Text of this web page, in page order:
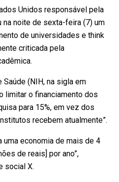
Unidos responsável pela
na noite de sexta-feira (7) um
de universidades e think
criticada pela
(NIH, na sigla em
limitar o financiamento dos
para 15%, em vez dos
recebem atualmente”.
uma economia de mais de 4
de reais] por ano”,
social X.